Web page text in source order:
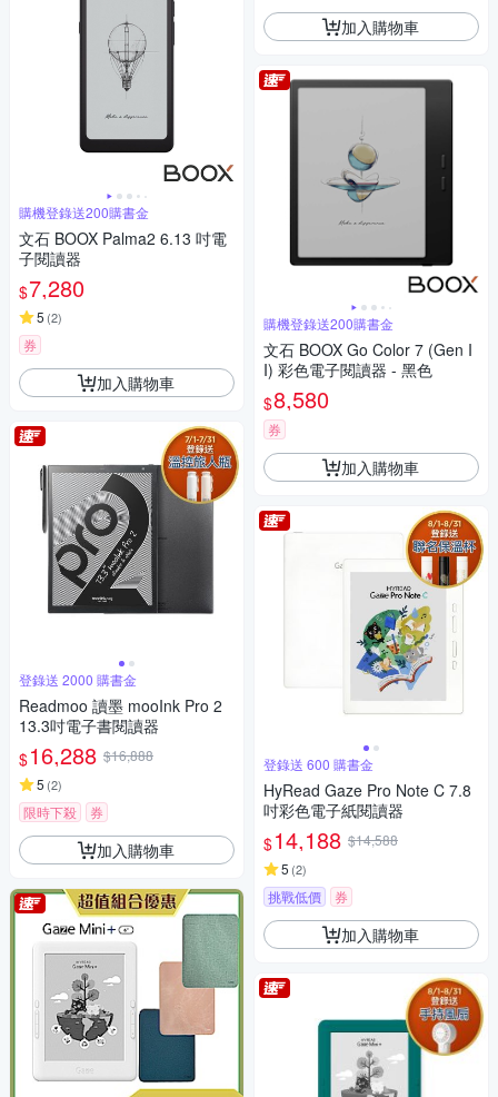
購機登錄送200購書金
文石 BOOX Palma2 6.13 吋電
子閱讀器
$7,280
5 (2)
券
加入購物車
登錄送 2000 購書金
Readmoo 讀墨 mooInk Pro 2
13.3吋電子書閱讀器
$16,288 $16,888
5 (2)
限時下殺 券
加入購物車
加入購物車
購機登錄送200購書金
文石 BOOX Go Color 7 (Gen I
I) 彩色電子閱讀器 - 黑色
$8,580
券
加入購物車
登錄送 600 購書金
HyRead Gaze Pro Note C 7.8
吋彩色電子紙閱讀器
$14,188 $14,588
5 (2)
挑戰低價 券
加入購物車